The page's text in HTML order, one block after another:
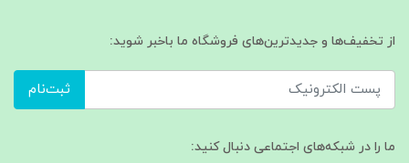
از تخفیف‌ها و جدیدترین‌های فروشگاه ما باخبر شوید:
ثبت‌نام
ما را در شبکه‌های اجتماعی دنبال کنید: